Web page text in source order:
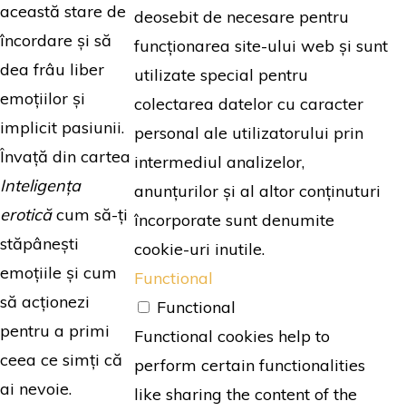
această stare de
încordare și să
dea frâu liber
emoțiilor și
implicit pasiunii.
Învață din cartea
Inteligența
eroticăcum să-ți
stăpânești
emoțiile și cum
să acționezi
pentru a primi
ceea ce simți că
ai nevoie.
deosebit de necesare pentru
funcționarea site-ului web și sunt
utilizate special pentru
colectarea datelor cu caracter
personal ale utilizatorului prin
intermediul analizelor,
anunțurilor și al altor conținuturi
încorporate sunt denumite
cookie-uri inutile.
Functional
Functional
Functional cookies help to
perform certain functionalities
like sharing the content of the